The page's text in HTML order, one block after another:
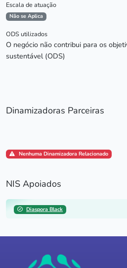
Escala de atuação
Não se Aplica
ODS utilizados
O negócio não contribui para os
sustentável (ODS)
Dinamizadoras Parceiras
Nenhuma Dinamizadora Relacionado
NIS Apoiados
Diaspora Black